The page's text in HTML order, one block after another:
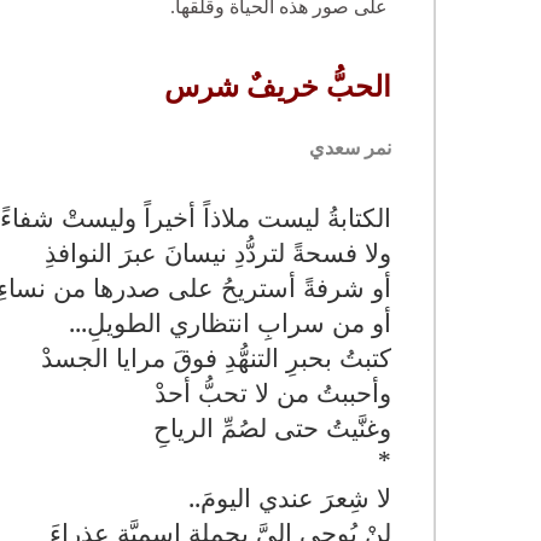
على صور هذه الحياة وقلقها.
الحبُّ خريفٌ شرس
نمر سعدي
الكتابةُ ليست ملاذاً أخيراً وليستْ
ولا فسحةً لتردُّدِ نيسانَ عبرَ النوافذِ
أو شرفةً أستريحُ على صدرها من نساءِ
أو من سرابِ انتظاري الطويلِ...
كتبتُ بحبرِ التنهُّدِ فوقَ مرايا الجسدْ
وأحببتُ من لا تحبُّ أحدْ
وغنَّيتُ حتى لصُمِّ الرياحِ
*
لا شِعرَ عندي اليومَ..
لنْ يُوحى إليَّ بجملةٍ إسميَّةٍ عذراءَ